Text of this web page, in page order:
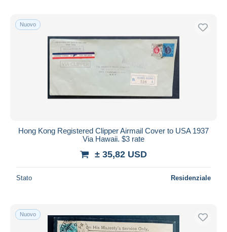
Nuovo
Hong Kong Registered Clipper Airmail Cover to USA 1937
Via Hawaii. $3 rate
± 35,82 USD
Stato Residenziale
Nuovo